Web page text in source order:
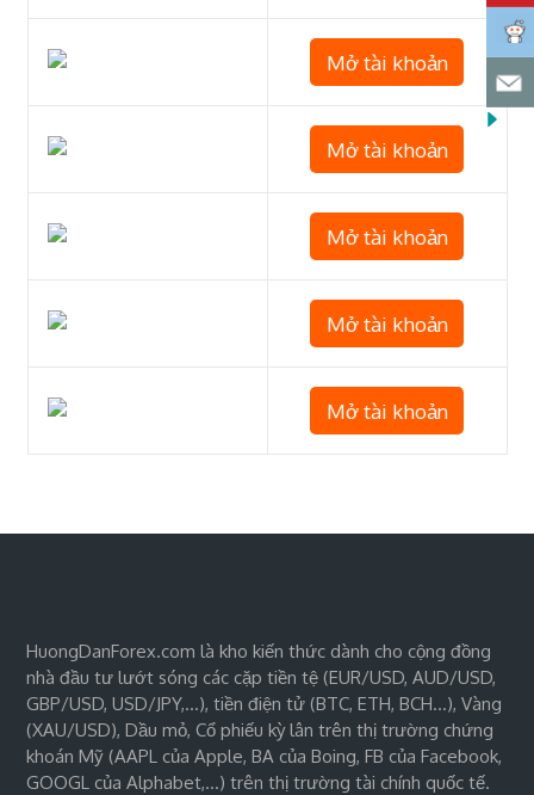
Mở tài khoản
Mở tài khoản
Mở tài khoản
Mở tài khoản
Mở tài khoản
HuongDanForex.com là kho kiến thức dành cho cộng đồng
nhà đầu tư lướt sóng các cặp tiền tệ (EUR/USD, AUD/USD,
GBP/USD, USD/JPY,…), tiền điện tử (BTC, ETH, BCH…), Vàng
(XAU/USD), Dầu mỏ, Cổ phiếu kỳ lân trên thị trường chứng
khoán Mỹ (AAPL của Apple, BA của Boing, FB của Facebook,
GOOGL của Alphabet,…) trên thị trường tài chính quốc tế.